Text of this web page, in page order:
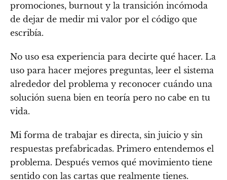
promociones, burnout y la transición incómoda
de dejar de medir mi valor por el código que
escribía.
No uso esa experiencia para decirte qué hacer. La
uso para hacer mejores preguntas, leer el sistema
alrededor del problema y reconocer cuándo una
solución suena bien en teoría pero no cabe en tu
vida.
Mi forma de trabajar es directa, sin juicio y sin
respuestas prefabricadas. Primero entendemos el
problema. Después vemos qué movimiento tiene
sentido con las cartas que realmente tienes.